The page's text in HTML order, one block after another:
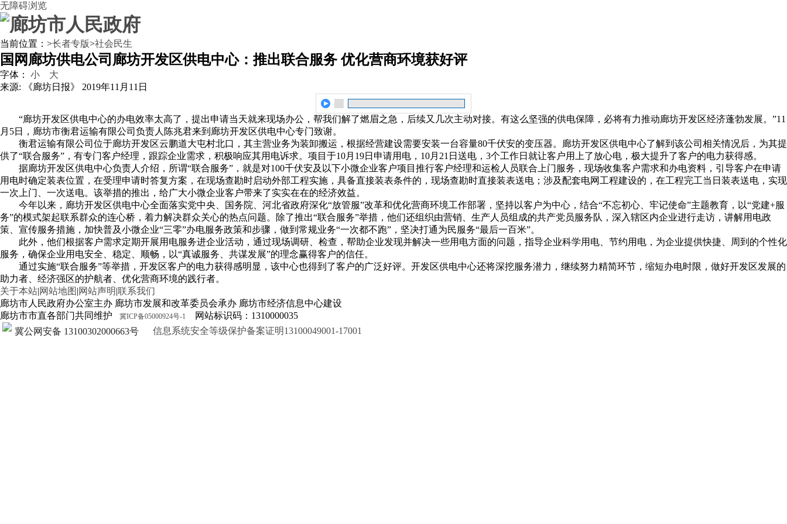
无障碍浏览
当前位置： >长者专版>社会民生
国网廊坊供电公司廊坊开发区供电中心：推出联合服务 优化营商环境获好评
字体： 小
大
来源: 《廊坊日报》
2019年11月11日
“廊坊开发区供电中心的办电效率太高了，提出申请当天就来现场办公，帮我们解了燃眉之急，后续又几次主动对接。有这么坚强的供电保障，必将有力推动廊坊开发区经济蓬勃发展。”11
月5日，廊坊市衡君运输有限公司负责人陈兆君来到廊坊开发区供电中心专门致谢。
衡君运输有限公司位于廊坊开发区云鹏道大屯村北口，其主营业务为装卸搬运，根据经营建设需要安装一台容量80千伏安的变压器。廊坊开发区供电中心了解到该公司相关情况后，为其提
供了“联合服务”，有专门客户经理，跟踪企业需求，积极响应其用电诉求。项目于10月19日申请用电，10月21日送电，3个工作日就让客户用上了放心电，极大提升了客户的电力获得感。
据廊坊开发区供电中心负责人介绍，所谓“联合服务”，就是对100千伏安及以下小微企业客户项目推行客户经理和运检人员联合上门服务，现场收集客户需求和办电资料，引导客户在申请
用电时确定装表位置，在受理申请时答复方案，在现场查勘时启动外部工程实施，具备直接装表条件的，现场查勘时直接装表送电；涉及配套电网工程建设的，在工程完工当日装表送电，实现
一次上门、一次送电。该举措的推出，给广大小微企业客户带来了实实在在的经济效益。
今年以来，廊坊开发区供电中心全面落实党中央、国务院、河北省政府深化“放管服”改革和优化营商环境工作部署，坚持以客户为中心，结合“不忘初心、牢记使命”主题教育，以“党建+服
务”的模式架起联系群众的连心桥，着力解决群众关心的热点问题。除了推出“联合服务”举措，他们还组织由营销、生产人员组成的共产党员服务队，深入辖区内企业进行走访，讲解用电政
策、宣传服务措施，加快普及小微企业“三零”办电服务政策和步骤，做到常规业务“一次都不跑”，坚决打通为民服务“最后一百米”。
此外，他们根据客户需求定期开展用电服务进企业活动，通过现场调研、检查，帮助企业发现并解决一些用电方面的问题，指导企业科学用电、节约用电，为企业提供快捷、周到的个性化
服务，确保企业用电安全、稳定、顺畅，以“真诚服务、共谋发展”的理念赢得客户的信任。
通过实施“联合服务”等举措，开发区客户的电力获得感明显，该中心也得到了客户的广泛好评。开发区供电中心还将深挖服务潜力，继续努力精简环节，缩短办电时限，做好开发区发展的
助力者、经济强区的护航者、优化营商环境的践行者。
关于本站|网站地图 |网站声明|联系我们
廊坊市人民政府办公室主办 廊坊市发展和改革委员会承办 廊坊市经济信息中心建设
廊坊市市直各部门共同维护
冀ICP备05000924号-1
网站标识码：1310000035
冀公网安备 13100302000663号
信息系统安全等级保护备案证明13100049001-17001